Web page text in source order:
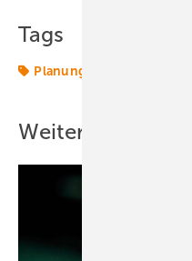
Tags
Planung
Weitere Inhalte